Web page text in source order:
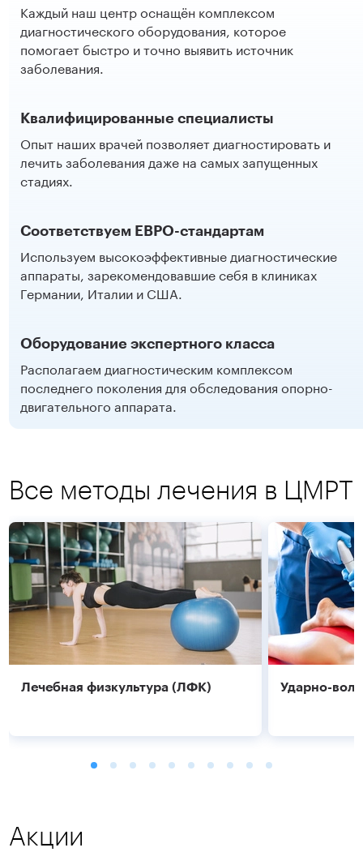
Каждый наш центр оснащён комплексом
диагностического оборудования, которое
помогает быстро и точно выявить источник
заболевания.
Квалифицированные специалисты
Опыт наших врачей позволяет диагностировать и
лечить заболевания даже на самых запущенных
стадиях.
Соответствуем ЕВРО-стандартам
Используем высокоэффективные диагностические
аппараты, зарекомендовавшие себя в клиниках
Германии, Италии и США.
Оборудование экспертного класса
Располагаем диагностическим комплексом
последнего поколения для обследования опорно-
двигательного аппарата.
Все методы лечения в ЦМРТ
Лечебная физкультура (ЛФК) Ударно-
Акции